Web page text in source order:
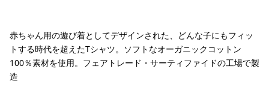
赤ちゃん用の遊び着としてデザインされた、どんな子にもフィッ
トする時代を超えたTシャツ。ソフトなオーガニックコットン
100％素材を使用。フェアトレード・サーティファイドの工場で製
造